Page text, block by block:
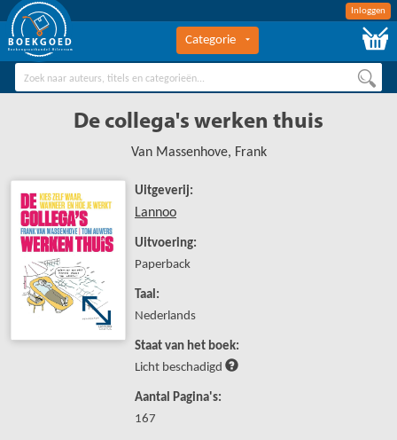
Inloggen
BOEKGOED
Boekengroothandel Hilversum
Categorie
De collega's werken thuis
Van Massenhove, Frank
Uitgeverij:
Lannoo
Uitvoering:
Paperback
Taal:
Nederlands
Staat van het boek:
Licht beschadigd
Aantal Pagina's:
167